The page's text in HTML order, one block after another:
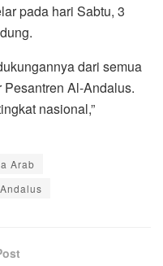
pada hari Sabtu, 3
dari semua
Al-Andalus.
nasional,”
Arab